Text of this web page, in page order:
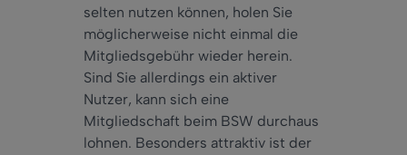
selten nutzen können, holen Sie
möglicherweise nicht einmal die
Mitgliedsgebühr wieder herein.
Sind Sie allerdings ein aktiver
Nutzer, kann sich eine
Mitgliedschaft beim BSW durchaus
lohnen. Besonders attraktiv ist der